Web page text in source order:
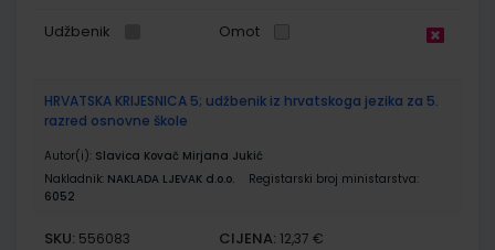
Udžbenik Omot
HRVATSKA KRIJESNICA 5; udžbenik iz hrvatskoga jezika za 5.
razred osnovne škole
Autor(i): Slavica Kovač Mirjana Jukić
Nakladnik: NAKLADA LJEVAK d.o.o.
Registarski broj ministarstva:
6052
SKU: 556083 CIJENA: 12,37 €